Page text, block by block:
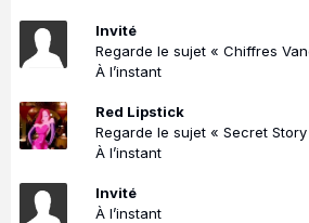
Invité
À l’instant
Red Lipstick
À l’instant
Invité
À l’instant